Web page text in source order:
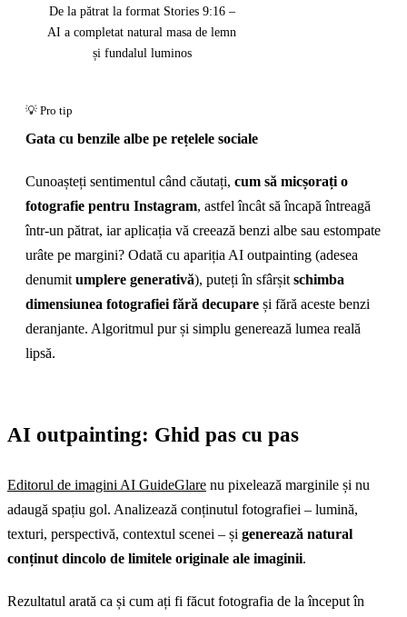
De la pătrat la format Stories 9:16 –
AI a completat natural masa de lemn
și fundalul luminos
Gata cu benzile albe pe rețelele sociale
Cunoașteți sentimentul când căutați, cum să micșorați o
fotografie pentru Instagram, astfel încât să încapă întreagă
într-un pătrat, iar aplicația vă creează benzi albe sau estompate
urâte pe margini? Odată cu apariția AI outpainting (adesea
denumit umplere generativă), puteți în sfârșit schimba
dimensiunea fotografiei fără decupare și fără aceste benzi
deranjante. Algoritmul pur și simplu generează lumea reală
lipsă.
AI outpainting: Ghid pas cu pas
Editorul de imagini AI GuideGlare nu pixelează marginile și nu
adaugă spațiu gol. Analizează conținutul fotografiei – lumină,
texturi, perspectivă, contextul scenei – și generează natural
conținut dincolo de limitele originale ale imaginii.
Rezultatul arată ca și cum ați fi făcut fotografia de la început în